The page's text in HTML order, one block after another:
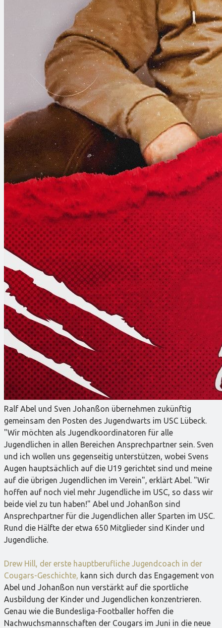
Ralf Abel und Sven Johanßon übernehmen zukünftig
gemeinsam den Posten des Jugendwarts im USC Lübeck.
"Wir möchten als Jugendkoordinatoren für alle
Jugendlichen in allen Bereichen Ansprechpartner sein. Sven
und ich wollen uns gegenseitig unterstützen, wobei Svens
Augen hauptsächlich auf die U19 gerichtet sind und meine
auf die übrigen Jugendlichen im Verein", erklärt Abel. "Wir
hoffen auf noch viel mehr Jugendliche im USC, so dass wir
beide viel zu tun haben!" Abel und Johanßon sind
Ansprechpartner für die Jugendlichen aller Sparten im USC.
Rund die Hälfte der etwa 650 Mitglieder sind Kinder und
Jugendliche.
Drew Hill, der erste hauptberufliche Jugendcoach in der
Cougars-Geschichte, kann sich durch das Engagement von
Abel und Johanßon nun verstärkt auf die sportliche
Ausbildung der Kinder und Jugendlichen konzentrieren.
Genau wie die Bundesliga-Footballer hoffen die
Nachwuchsmannschaften der Cougars im Juni in die neue